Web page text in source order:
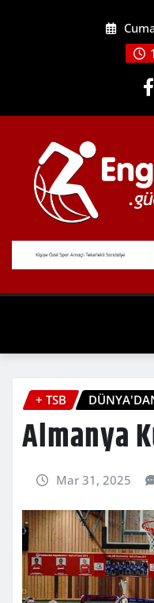
+ TSB
Almanya
Mar 31, 2025